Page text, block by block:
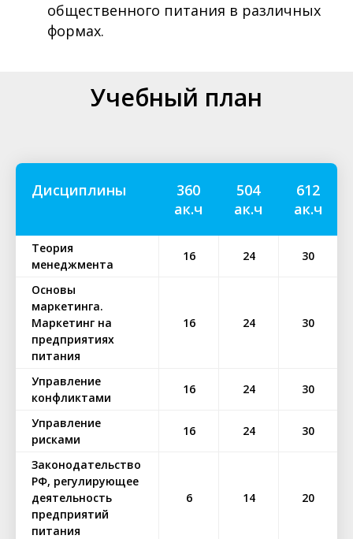
общественного питания в различных
формах.
Учебный план
Дисциплины
360
ак.ч
504
ак.ч
612
ак.ч
Теория
менеджмента
16 24 30
Основы
маркетинга.
Маркетинг на
предприятиях
питания
16 24 30
Управление
конфликтами
16 24 30
Управление
рисками
16 24 30
Законодательство
РФ, регулирующее
деятельность
предприятий
питания
6 14 20